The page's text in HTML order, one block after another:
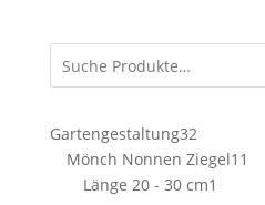
Gartengestaltung3232
Produkte
Mönch Nonnen Ziegel11
Länge 20 - 30 cm1